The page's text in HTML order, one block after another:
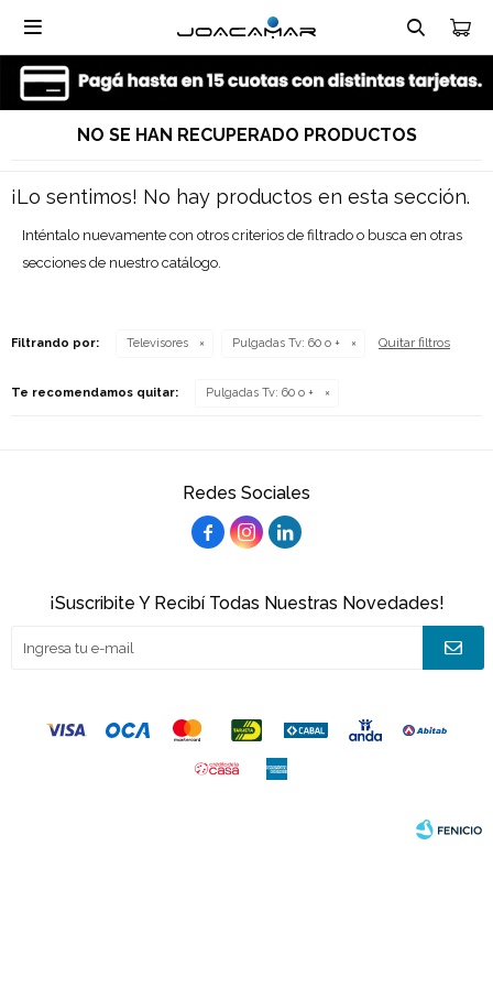

NO SE HAN RECUPERADO PRODUCTOS
¡Lo sentimos! No hay productos en esta sección.
Inténtalo nuevamente con otros criterios de filtrado o busca en otras
secciones de nuestro catálogo.
Filtrando por: Televisores Pulgadas Tv: 60 o + Quitar filtros
Te recomendamos quitar: Pulgadas Tv: 60 o +
Redes Sociales
  
¡Suscribite Y Recibí Todas Nuestras Novedades!